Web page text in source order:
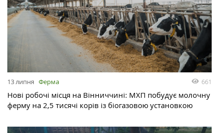
13 липня Ферма 661
Нові робочі місця на Вінниччині: МХП побудує молочну
ферму на 2,5 тисячі корів із біогазовою установкою